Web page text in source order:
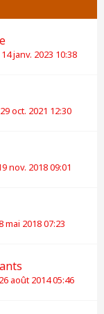
janv. 2023 10:38
oct. 2021 12:30
nov. 2018 09:01
mai 2018 07:23
août 2014 05:46